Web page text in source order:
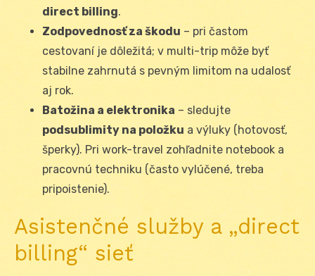
direct billing.
Zodpovednosť za škodu – pri častom
cestovaní je dôležitá; v multi-trip môže byť
stabilne zahrnutá s pevným limitom na udalosť
aj rok.
Batožina a elektronika – sledujte
podsublimity na položku a výluky (hotovosť,
šperky). Pri work-travel zohľadnite notebook a
pracovnú techniku (často vylúčené, treba
pripoistenie).
Asistenčné služby a „direct
billing“ sieť